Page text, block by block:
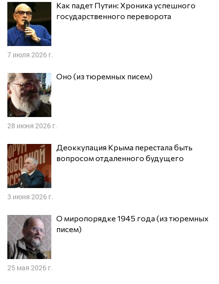
Как падет Путин: Хроника успешного
государственного переворота
7 июля 2026 г.
Оно (из тюремных писем)
28 июня 2026 г.
Деоккупация Крыма перестала быть
вопросом отдаленного будущего
3 июня 2026 г.
О миропорядке 1945 года (из тюремных
писем)
25 мая 2026 г.